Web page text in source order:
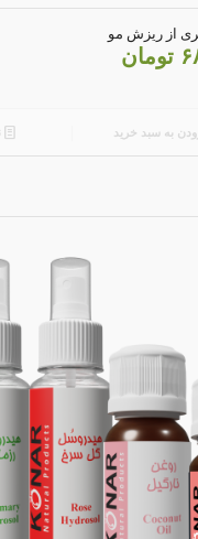
۴.۰۰
از ریزش مو
تومان
به سبد خرید